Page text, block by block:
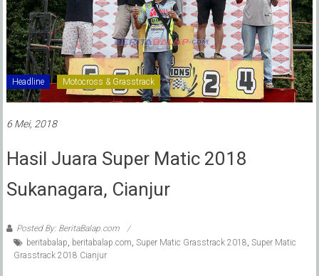
Headline Motocross & Grasstrack
6 Mei, 2018
Hasil Juara Super Matic 2018
Sukanagara, Cianjur
Posted By: BeritaBalap.com
beritabalap beritabalap.com Super Matic Grasstrack 2018 Super Matic
Grasstrack 2018 Cianjur